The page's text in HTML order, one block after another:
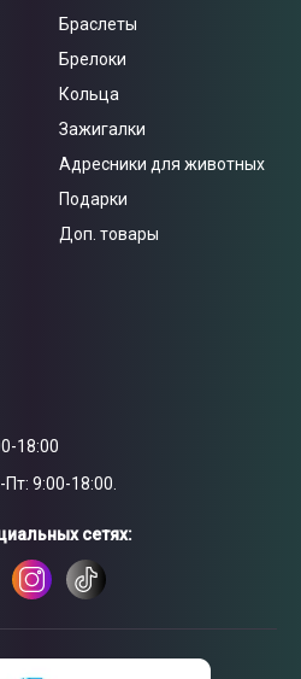
Браслеты
Брелоки
Кольца
Зажигалки
Адресники для животных
Подарки
Доп. товары
18:00
Пт: 9:00-18:00.
сетях: